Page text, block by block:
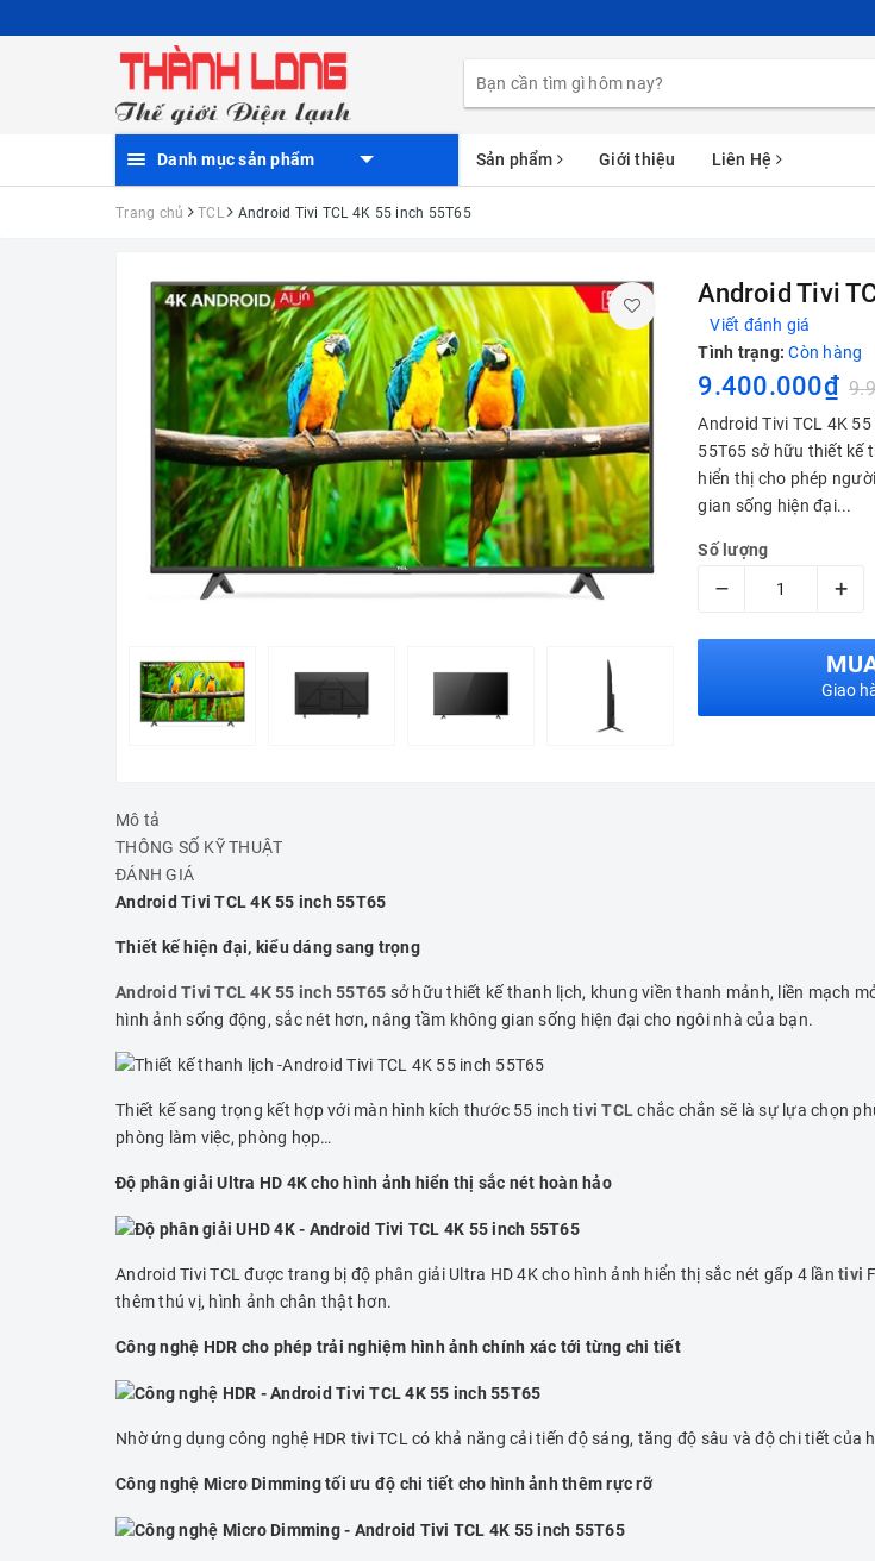
Danh mục sản phẩm Sản phẩm Giới thiệu Liên Hệ
Trang chủ TCL Android Tivi TCL 4K 55 inch 55T65
Android Tivi
Viết đánh giá
Tình trạng: Còn hàng
9.400.000₫
Android Tivi TCL 4K
55T65 sở hữu thiết kế
hiển thị cho phép
gian sống hiện đại...
Số lượng
– +
Giao
Mô tả
THÔNG SỐ KỸ THUẬT
ĐÁNH GIÁ
Android Tivi TCL 4K 55 inch 55T65
Thiết kế hiện đại, kiểu dáng sang trọng
Android Tivi TCL 4K 55 inch 55T65 sở hữu thiết kế thanh lịch, khung viền thanh mảnh, liền mạch
hình ảnh sống động, sắc nét hơn, nâng tầm không gian sống hiện đại cho ngôi nhà của bạn.
Thiết kế sang trọng kết hợp với màn hình kích thước 55 inch tivi TCLchắc chắn sẽ là sự lựa chọn
phòng làm việc, phòng họp…
Độ phân giải Ultra HD 4K cho hình ảnh hiển thị sắc nét hoàn hảo
Android Tivi TCL được trang bị độ phân giải Ultra HD 4K cho hình ảnh hiển thị sắc nét gấp 4 lần tivi
thêm thú vị, hình ảnh chân thật hơn.
Công nghệ HDR cho phép trải nghiệm hình ảnh chính xác tới từng chi tiết
Nhờ ứng dụng công nghệ HDR tivi TCL có khả năng cải tiến độ sáng, tăng độ sâu và độ chi tiết
Công nghệ Micro Dimming tối ưu độ chi tiết cho hình ảnh thêm rực rỡ